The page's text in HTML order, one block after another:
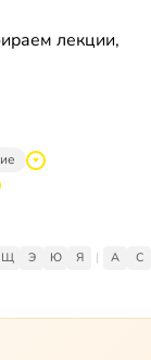
лекции,
Щ Э Ю Я | A C